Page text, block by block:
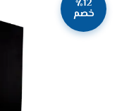
٪12
خصم